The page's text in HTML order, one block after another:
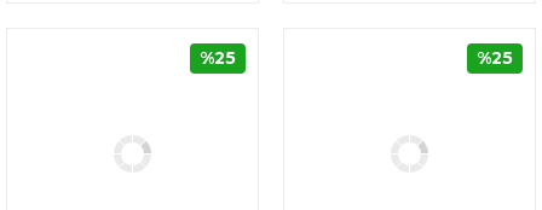
%25 %25